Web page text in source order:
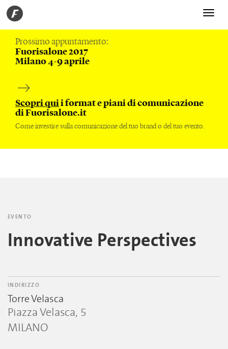
Toggle
Prossimo appuntamento:
Fuorisalone 2017
Milano 4-9 aprile
Scopri quii format e piani di comunicazione
di Fuorisalone.it
Come investire sulla comunicazione del tuo brand o del tuo evento.
EVENTO
Innovative Perspectives
INDIRIZZO
Torre Velasca
Piazza Velasca, 5
MILANO